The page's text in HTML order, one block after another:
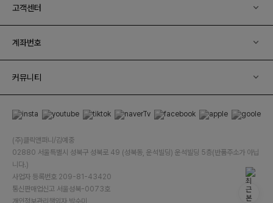
고객센터
계좌번호
커뮤니티
(주)클릭앤퍼니/김예중
02880 서울특별시 성북구 성북로 49 (성북동, 운석빌딩) 운석빌딩 5층(반품주소가 아닙
니다.)
사업자 등록번호 209-81-43420
통신판매업신고 서울성북-0073호
개인정보관리책임자 박수미